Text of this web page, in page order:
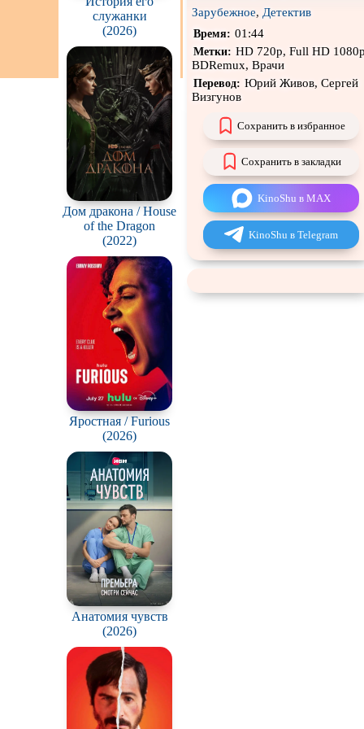
служанки
(2026)
Дом дракона / House
of the Dragon
(2022)
Яростная / Furious
(2026)
Анатомия чувств
(2026)
Чёрная комедия
CAMRip
Зарубежное, Детектив
Время: 01:44
Метки: HD 720p, Full HD
BDRemux, Врачи
Перевод: Юрий Живов, Сергей
Визгунов
Сохранить в избранное
Сохранить в закладки
KinoShu в MAX
KinoShu в Telegram